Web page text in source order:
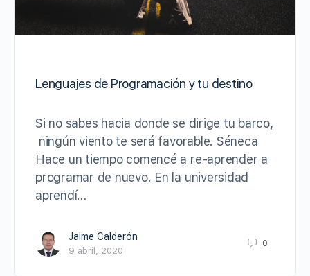
Lenguajes de Programación y tu destino
Si no sabes hacia donde se dirige tu barco,
ningún viento te será favorable. Séneca
Hace un tiempo comencé a re-aprender a
programar de nuevo. En la universidad
aprendí…
Jaime Calderón
9 abril, 2020
0